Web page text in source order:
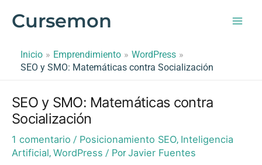
Cursemon
Inicio Emprendimiento
WordPress
SEO y SMO: Matemáticas contra Socialización
SEO y SMO: Matemáticas contra
Socialización
1 comentario / Posicionamiento SEO, Inteligencia
Artificial, WordPress / PorJavier Fuentes